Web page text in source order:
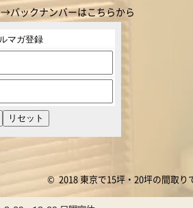
→バックナンバーはこちらから
© 2018 東京で15坪・20坪の間取り